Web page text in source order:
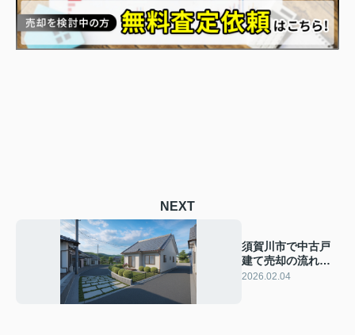
NEXT
須賀川市で中古戸
建て売却の流れ
は？査定から手続
2026.02.04